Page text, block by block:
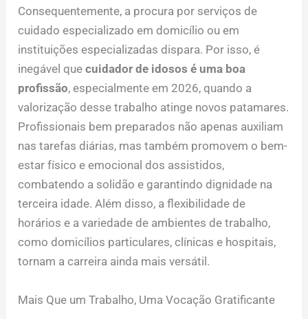
Consequentemente, a procura por serviços de
cuidado especializado em domicílio ou em
instituições especializadas dispara. Por isso, é
inegável quecuidador de idosos é uma boa
profissão, especialmente em 2026, quando a
valorização desse trabalho atinge novos patamares.
Profissionais bem preparados não apenas auxiliam
nas tarefas diárias, mas também promovem o bem-
estar físico e emocional dos assistidos,
combatendo a solidão e garantindo dignidade na
terceira idade. Além disso, a flexibilidade de
horários e a variedade de ambientes de trabalho,
como domicílios particulares, clínicas e hospitais,
tornam a carreira ainda mais versátil.
Mais Que um Trabalho, Uma Vocação Gratificante